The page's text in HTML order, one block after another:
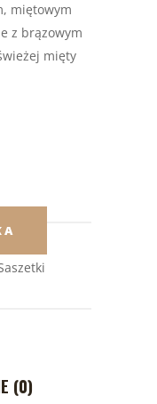
miętowym
z brązowym
mięty
(0)